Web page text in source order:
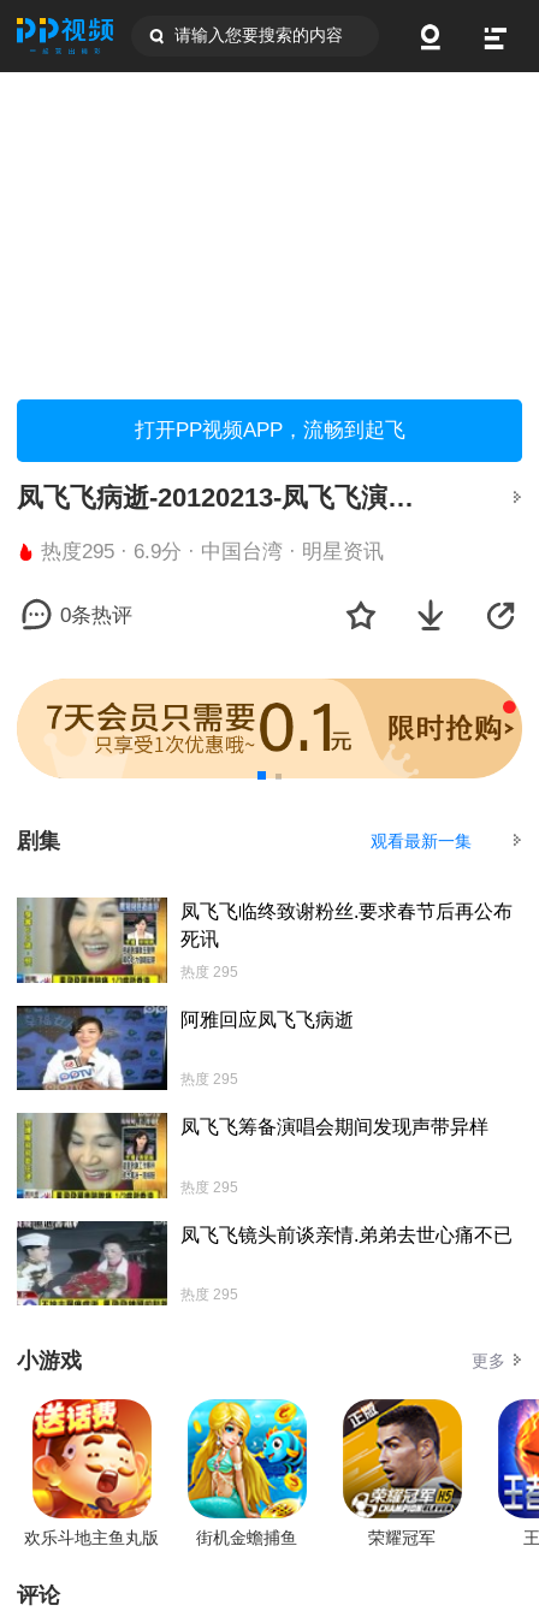
请输入您要搜索的内容
打开PP视频APP，流畅到起飞
凤飞飞病逝-20120213-凤飞飞演唱-心肝宝当场落泪
热度295 · 6.9分 · 中国台湾 · 明星资讯
0条热评
剧集 观看最新一集
凤飞飞临终致谢粉丝.要求春节后再公布
死讯
热度 295
阿雅回应凤飞飞病逝
热度 295
凤飞飞筹备演唱会期间发现声带异样
热度 295
凤飞飞镜头前谈亲情.弟弟去世心痛不已
热度 295
小游戏 更多
欢乐斗地主鱼丸版 街机金蟾捕鱼 荣耀冠军
评论